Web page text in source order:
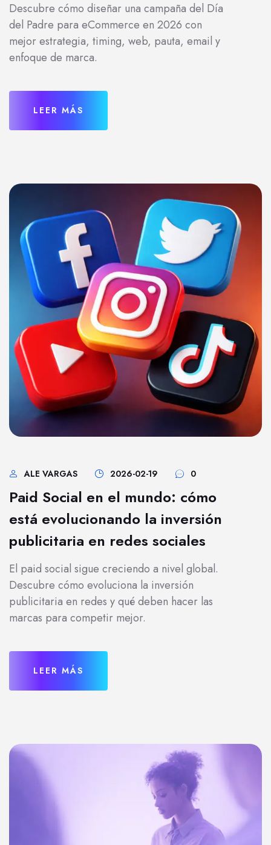
Descubre cómo diseñar una campaña del Día
del Padre para eCommerce en 2026 con
mejor estrategia, timing, web, pauta, email y
enfoque de marca.
LEER MÁS
ALE VARGAS 2026-02-19 0
Paid Social en el mundo: cómo
está evolucionando la inversión
publicitaria en redes sociales
El paid social sigue creciendo a nivel global.
Descubre cómo evoluciona la inversión
publicitaria en redes y qué deben hacer las
marcas para competir mejor.
LEER MÁS